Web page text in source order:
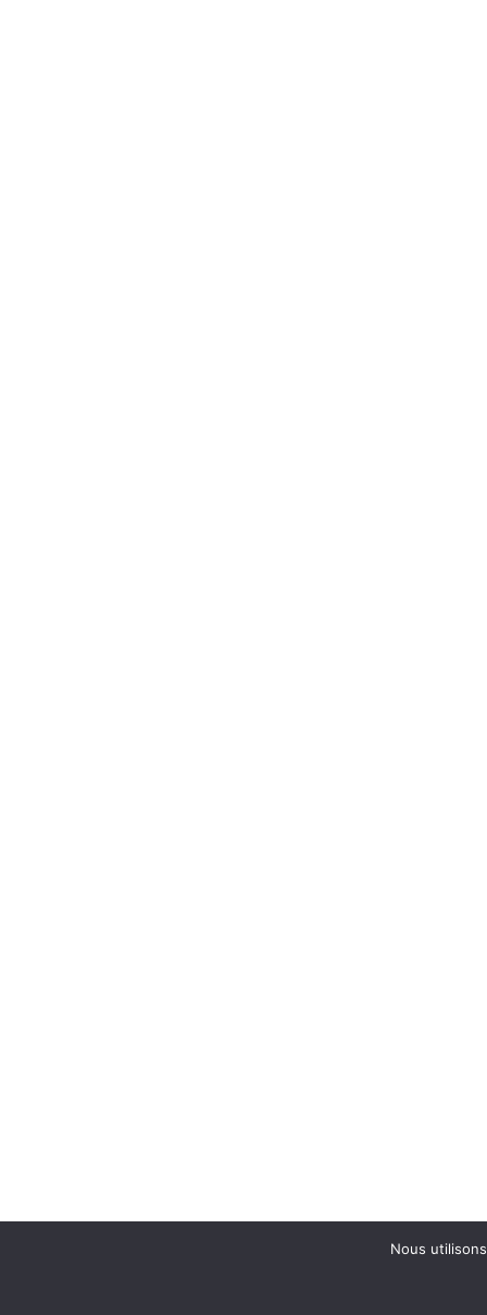
Nous